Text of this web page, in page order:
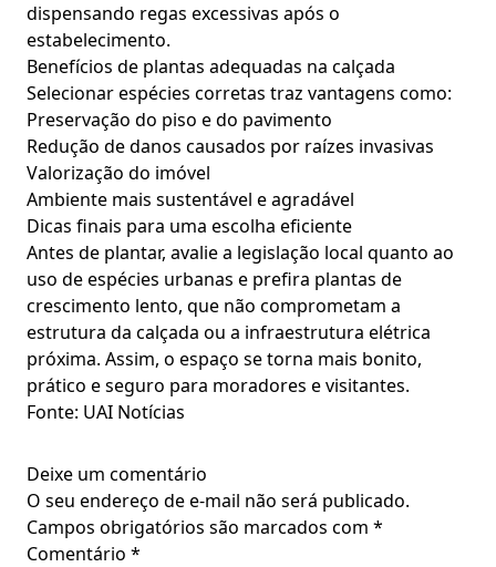
dispensando regas excessivas após o
estabelecimento.
Benefícios de plantas adequadas na calçada
Selecionar espécies corretas traz vantagens como:
Preservação do piso e do pavimento
Redução de danos causados por raízes invasivas
Valorização do imóvel
Ambiente mais sustentável e agradável
Dicas finais para uma escolha eficiente
Antes de plantar, avalie a legislação local quanto ao
uso de espécies urbanas e prefira plantas de
crescimento lento, que não comprometam a
estrutura da calçada ou a infraestrutura elétrica
próxima. Assim, o espaço se torna mais bonito,
prático e seguro para moradores e visitantes.
Fonte: UAI Notícias
Deixe um comentário
O seu endereço de e-mail não será publicado.
Campos obrigatórios são marcados com *
Comentário *